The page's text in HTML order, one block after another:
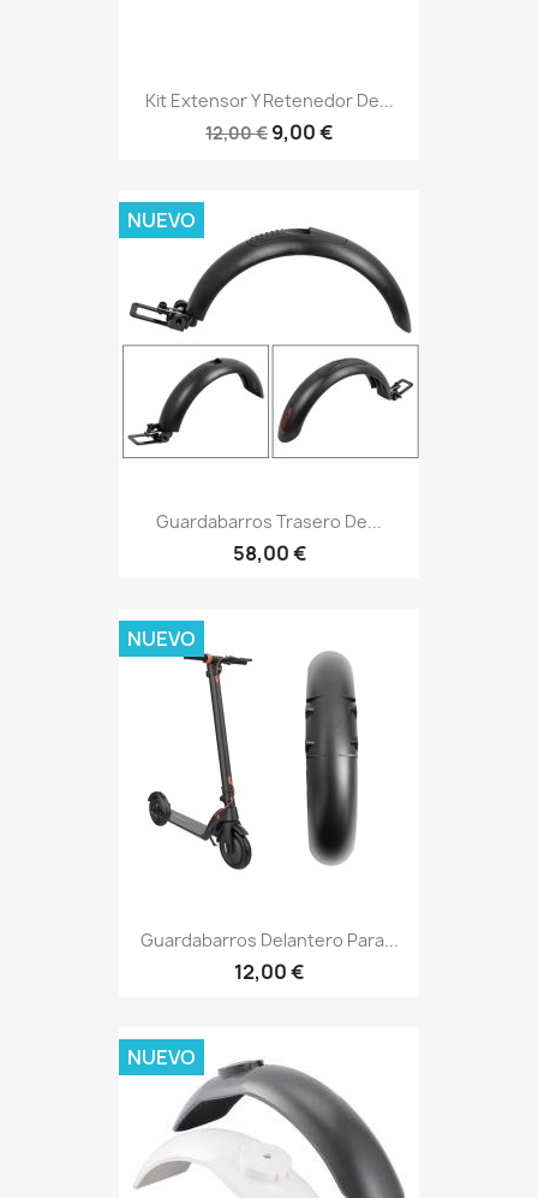
Kit Extensor Y Retenedor De...
12,00 € 9,00 €
Guardabarros Trasero De...
58,00 €
NUEVO
Guardabarros Delantero Para...
12,00 €
NUEVO
NUEVO